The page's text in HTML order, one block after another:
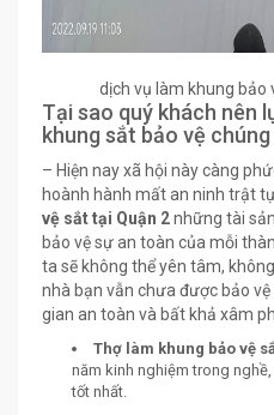
dịch vụ làm khung bảo
Tại sao quý khách nên
khung sắt bảo vệ
– Hiện nay xã hội này càng
hoành hành mất an ninh trật
vệ sắt tại Quận 2những tài
bảo vệ sự an toàn của mỗi
ta sẽ không thể yên tâm,
nhà bạn vẫn chưa được bảo
gian an toàn và bất khả xâm
Thợ làm khung bảo vệ
năm kinh nghiệm trong
tốt nhất.